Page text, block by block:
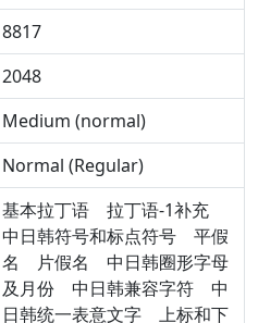
8817
2048
Medium (normal)
Normal (Regular)
基本拉丁语
拉丁语-1补充
中日韩符号和标点符号
平假
名
片假名
中日韩圈形字母
及月份
中日韩兼容字符
中
日韩统一表意文字
上标和下